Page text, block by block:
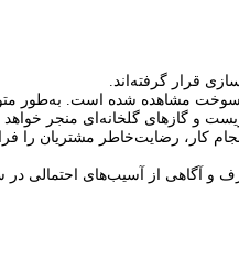
(به‌صورت حداقلی، متوسط یا حداکثری)، بین ۲۰ تا ۶۰ درصد کاهش مصرف
کار، رضایت‌خاطر مشتریان را
و آگاهی از آسیب‌های احتمالی